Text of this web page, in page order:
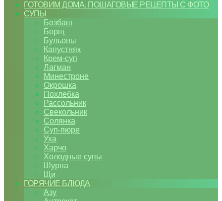
ГОТОВИМ ДОМА. ПОШАГОВЫЕ РЕЦЕПТЫ С ФОТО
СУПЫ
Бозбаш
Борщ
Бульоны
Капустняк
Крем-суп
Лагман
Минестроне
Окрошка
Похлебка
Рассольник
Свекольник
Солянка
Суп-пюре
Уха
Харчо
Холодные супы
Шурпа
Щи
ГОРЯЧИЕ БЛЮДА
Азу